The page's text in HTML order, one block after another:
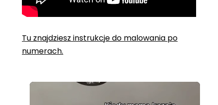
Tu znajdziesz instrukcje do malowania po
numerach.